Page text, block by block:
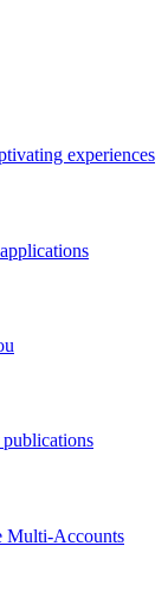
experiences
Multi-Accounts